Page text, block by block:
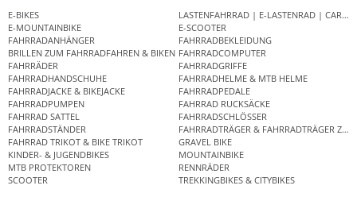
E-BIKES
LASTENFAHRRAD | E-LASTENRAD |
E-MOUNTAINBIKE
E-SCOOTER
FAHRRADANHÄNGER
FAHRRADBEKLEIDUNG
BRILLEN ZUM FAHRRADFAHREN & BIKEN FAHRRADCOMPUTER
FAHRRÄDER
FAHRRADGRIFFE
FAHRRADHANDSCHUHE
FAHRRADHELME & MTB HELME
FAHRRADJACKE & BIKEJACKE
FAHRRADPEDALE
FAHRRADPUMPEN
FAHRRAD RUCKSÄCKE
FAHRRAD SATTEL
FAHRRADSCHLÖSSER
FAHRRADSTÄNDER
FAHRRADTRÄGER & FAHRRADTRÄGER
FAHRRAD TRIKOT & BIKE TRIKOT
GRAVEL BIKE
KINDER- & JUGENDBIKES
MOUNTAINBIKE
MTB PROTEKTOREN
RENNRÄDER
SCOOTER
TREKKINGBIKES & CITYBIKES